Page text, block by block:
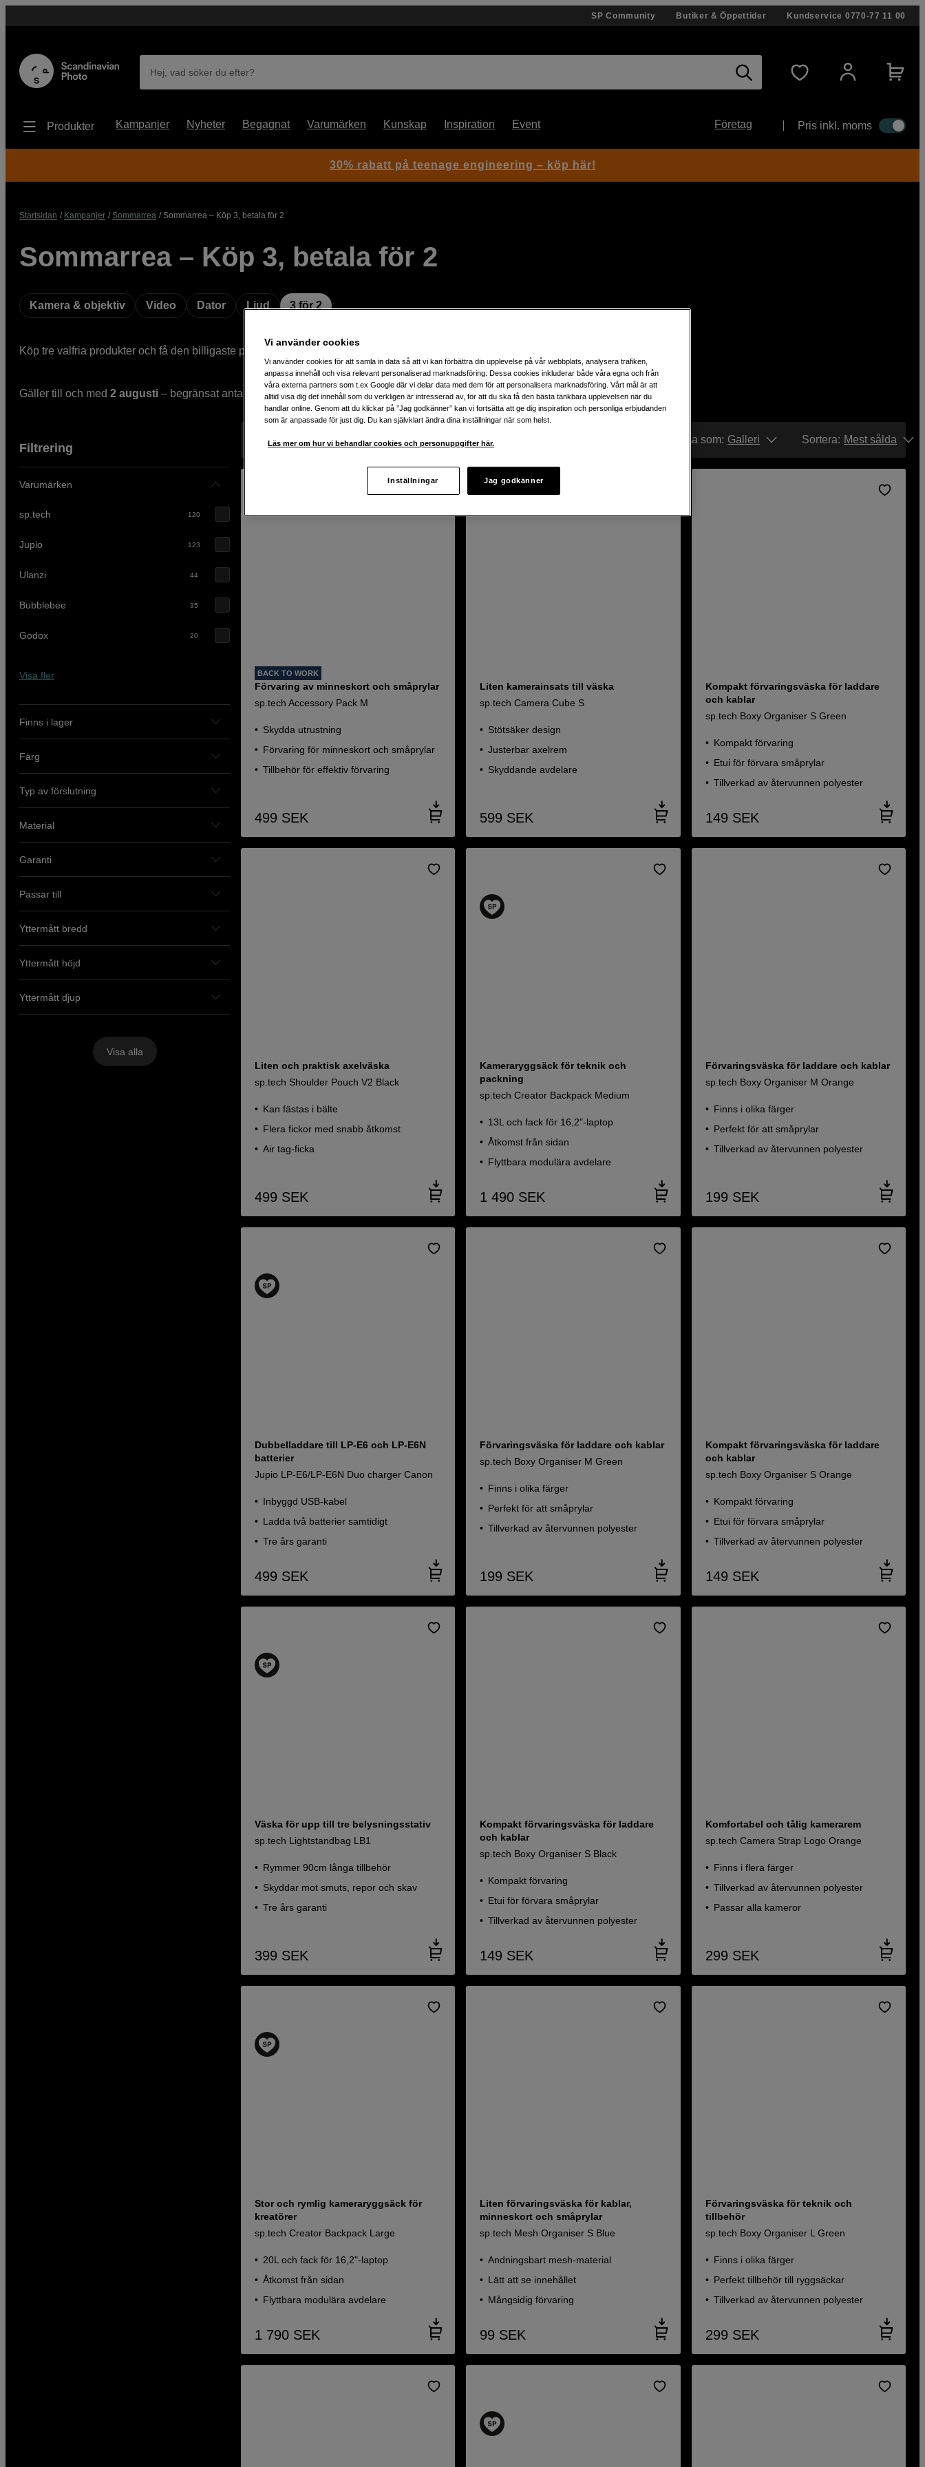
SP Community Butiker & Öppettider Kundservice 0770-77 11 00
Hej, vad söker du efter?
Produkter Kampanjer Nyheter Begagnat Varumärken Kunskap Inspiration Event Företag Pris inkl. moms
Startsidan Kampanjer Sommarrea Sommarrea – Köp 3, betala för 2
Sommarrea – Köp 3, betala för 2
Kamera & objektiv Video Dator Ljud 3 för 2
Köp tre valfria produkter och få den billigaste på köpet. Mixa fritt mellan kategorier markerade med “3 för 2”.
Gäller till och med 2 augusti – begränsat antal.
Filtrering
Varumärken
sp.tech 120
Jupio 123
Ulanzi 44
Bubblebee 35
Godox 20
Visa fler
Finns i lager
Färg
Typ av förslutning
Material
Garanti
Passar till
Yttermått bredd
Yttermått höjd
Yttermått djup
Visa alla
Visar 399 produkter Visa som: Galleri Sortera: Mest sålda
BACK TO WORK
Förvaring av minneskort och småprylar
sp.tech Accessory Pack M
Skydda utrustning
Förvaring för minneskort och småprylar
Tillbehör för effektiv förvaring
499 SEK
Liten kamerainsats till väska
sp.tech Camera Cube S
Stötsäker design
Justerbar axelrem
Skyddande avdelare
599 SEK
Kompakt förvaringsväska för laddare
och kablar
sp.tech Boxy Organiser S Green
Kompakt förvaring
Etui för förvara småprylar
Tillverkad av återvunnen polyester
149 SEK
Liten och praktisk axelväska
sp.tech Shoulder Pouch V2 Black
Kan fästas i bälte
Flera fickor med snabb åtkomst
Air tag-ficka
499 SEK
Kameraryggsäck för teknik och
packning
sp.tech Creator Backpack Medium
13L och fack för 16,2"-laptop
Åtkomst från sidan
Flyttbara modulära avdelare
1 490 SEK
Förvaringsväska för laddare och kablar
sp.tech Boxy Organiser M Orange
Finns i olika färger
Perfekt för att småprylar
Tillverkad av återvunnen polyester
199 SEK
Dubbelladdare till LP-E6 och LP-E6N
batterier
Jupio LP-E6/LP-E6N Duo charger Canon
Inbyggd USB-kabel
Ladda två batterier samtidigt
Tre års garanti
499 SEK
Förvaringsväska för laddare och kablar
sp.tech Boxy Organiser M Green
Finns i olika färger
Perfekt för att småprylar
Tillverkad av återvunnen polyester
199 SEK
Kompakt förvaringsväska för laddare
och kablar
sp.tech Boxy Organiser S Orange
Kompakt förvaring
Etui för förvara småprylar
Tillverkad av återvunnen polyester
149 SEK
Väska för upp till tre belysningsstativ
sp.tech Lightstandbag LB1
Rymmer 90cm långa tillbehör
Skyddar mot smuts, repor och skav
Tre års garanti
399 SEK
Kompakt förvaringsväska för laddare
och kablar
sp.tech Boxy Organiser S Black
Kompakt förvaring
Etui för förvara småprylar
Tillverkad av återvunnen polyester
149 SEK
Komfortabel och tålig kamerarem
sp.tech Camera Strap Logo Orange
Finns i flera färger
Tillverkad av återvunnen polyester
Passar alla kameror
299 SEK
Stor och rymlig kameraryggsäck för
kreatörer
sp.tech Creator Backpack Large
20L och fack för 16,2"-laptop
Åtkomst från sidan
Flyttbara modulära avdelare
1 790 SEK
Liten förvaringsväska för kablar,
minneskort och småprylar
sp.tech Mesh Organiser S Blue
Andningsbart mesh-material
Lätt att se innehållet
Mångsidig förvaring
99 SEK
Förvaringsväska för teknik och
tillbehör
sp.tech Boxy Organiser L Green
Finns i olika färger
Perfekt tillbehör till ryggsäckar
Tillverkad av återvunnen polyester
299 SEK
30% rabatt på teenage engineering – köp här!
Vi använder cookies
Vi använder cookies för att samla in data så att vi kan förbättra din upplevelse på vår webbplats, analysera trafiken,
anpassa innehåll och visa relevant personaliserad marknadsföring. Dessa cookies inkluderar både våra egna och från
våra externa partners som t.ex Google där vi delar data med dem för att personalisera marknadsföring. Vårt mål är att
alltid visa dig det innehåll som du verkligen är intresserad av, för att du ska få den bästa tänkbara upplevelsen när du
handlar online. Genom att du klickar på ”Jag godkänner” kan vi fortsätta att ge dig inspiration och personliga erbjudanden
som är anpassade för just dig. Du kan självklart ändra dina inställningar när som helst.
Läs mer om hur vi behandlar cookies och personuppgifter här.
Inställningar Jag godkänner